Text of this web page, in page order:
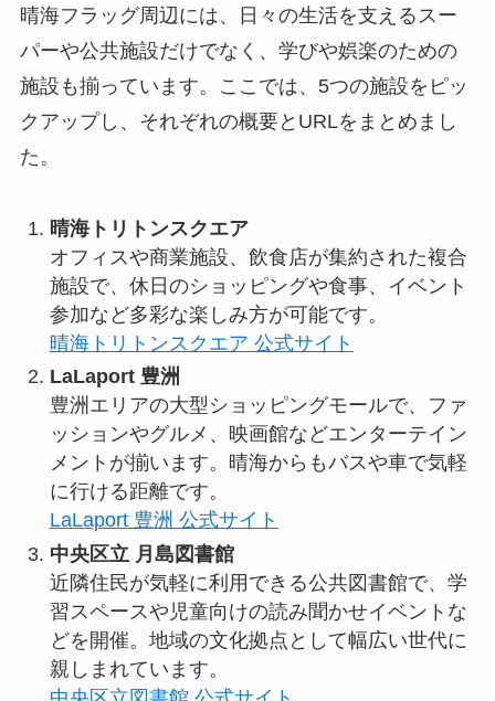
晴海フラッグ周辺には、日々の生活を支えるスー
パーや公共施設だけでなく、学びや娯楽のための
施設も揃っています。ここでは、5つの施設をピッ
クアップし、それぞれの概要とURLをまとめまし
た。
晴海トリトンスクエア
オフィスや商業施設、飲食店が集約された複合
施設で、休日のショッピングや食事、イベント
参加など多彩な楽しみ方が可能です。
晴海トリトンスクエア 公式サイト
LaLaport 豊洲
豊洲エリアの大型ショッピングモールで、ファ
ッションやグルメ、映画館などエンターテイン
メントが揃います。晴海からもバスや車で気軽
に行ける距離です。
LaLaport 豊洲 公式サイト
中央区立 月島図書館
近隣住民が気軽に利用できる公共図書館で、学
習スペースや児童向けの読み聞かせイベントな
どを開催。地域の文化拠点として幅広い世代に
親しまれています。